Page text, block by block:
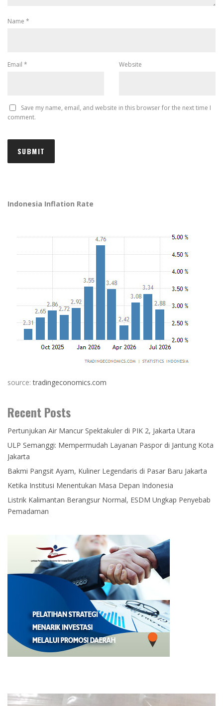
Name *
Email * Website
Save my name, email, and website in this browser for the next time I
comment.
Indonesia Inflation Rate
source:tradingeconomics.com
Recent Posts
Pertunjukan Air Mancur Spektakuler di PIK 2, Jakarta Utara
ULP Semanggi: Mempermudah Layanan Paspor di Jantung Kota
Jakarta
Bakmi Pangsit Ayam, Kuliner Legendaris di Pasar Baru Jakarta
Ketika Institusi Menentukan Masa Depan Indonesia
Listrik Kalimantan Berangsur Normal, ESDM Ungkap Penyebab
Pemadaman